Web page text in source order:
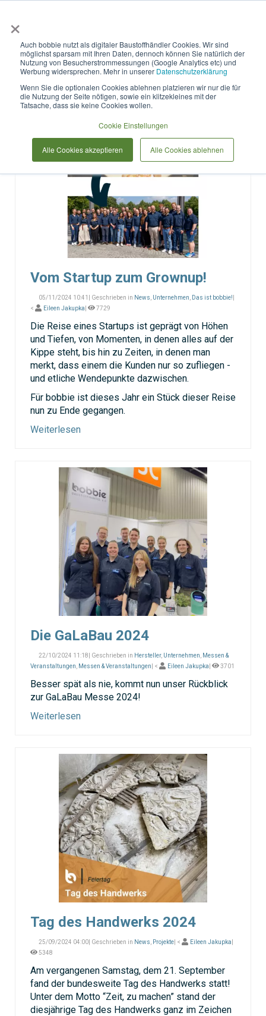
×
Auch bobbie nutzt als digitaler Baustoffhändler Cookies. Wir sind
möglichst sparsam mit Ihren Daten, dennoch können Sie natürlich der
Nutzung von Besucherstrommessungen (Google Analytics etc) und
Werbung widersprechen. Mehr in unserer Datenschutzerklärung
Wenn Sie die optionalen Cookies ablehnen platzieren wir nur die für
die Nutzung der Seite nötigen, sowie ein klitzekleines mit der
Tatsache, dass sie keine Cookies wollen.
Cookie Einstellungen
Alle Cookies akzeptieren Alle Cookies ablehnen
Nachhaltigkeit
Vom Startup zum Grownup!
05/11/2024 10:41| Geschrieben in News Unternehmen Das ist bobbie!
<
Eileen Jakupka 7729
Die Reise eines Startups ist geprägt von Höhen
und Tiefen, von Momenten, in denen alles auf der
Kippe steht, bis hin zu Zeiten, in denen man
merkt, dass einem die Kunden nur so zufliegen -
und etliche Wendepunkte dazwischen.
Für bobbie ist dieses Jahr ein Stück dieser Reise
nun zu Ende gegangen.
Weiterlesen
Die GaLaBau 2024
22/10/2024 11:18| Geschrieben in Hersteller, Unternehmen
Messen &
Veranstaltungen
Messen & Veranstaltungen | < Eileen Jakupka 3701
Besser spät als nie, kommt nun unser Rückblick
zur GaLaBau Messe 2024!
Weiterlesen
Tag des Handwerks 2024
25/09/2024 04:00| Geschrieben in News Projekte | < Eileen Jakupka
5348
Am vergangenen Samstag, dem 21. September
fand der bundesweite Tag des Handwerks statt!
Unter dem Motto “Zeit, zu machen” stand der
diesjährige Tag des Handwerks ganz im Zeichen